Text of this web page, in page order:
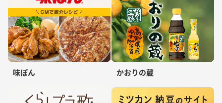
味ぽん かおりの蔵